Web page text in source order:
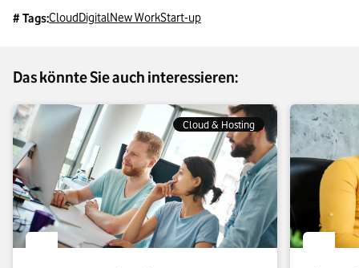
# Tags:CloudDigitalNew WorkStart-up
Das könnte Sie auch interessieren:
Cloud & Hosting